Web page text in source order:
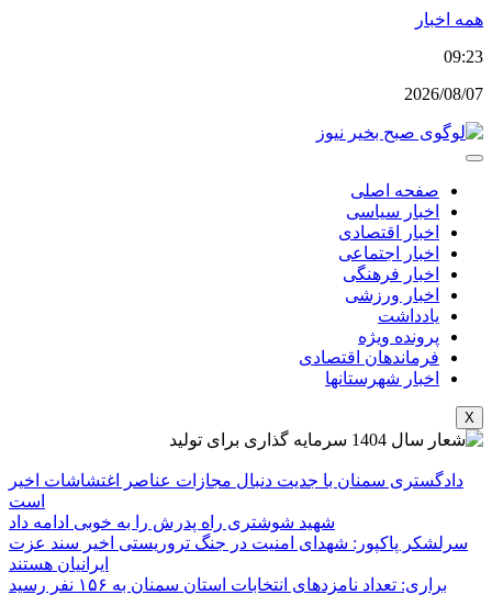
پرش
محتوا
همه اخبار
09:23
2026/08/07
صفحه اصلی
اخبار سیاسی
اخبار اقتصادی
اخبار اجتماعی
اخبار فرهنگی
اخبار ورزشی
یادداشت
پرونده ویژه
فرماندهان اقتصادی
اخبار شهرستانها
X
دادگستری سمنان با جدیت دنبال مجازات عناصر اغتشاشات اخیر
است
شهید شوشتری راه پدرش را به خوبی ادامه داد
سرلشکر پاکپور: شهدای امنیت در جنگ تروریستی اخیر سند عزت
ایرانیان هستند
براری: تعداد نامزدهای انتخابات استان سمنان به ۱۵۶ نفر رسید